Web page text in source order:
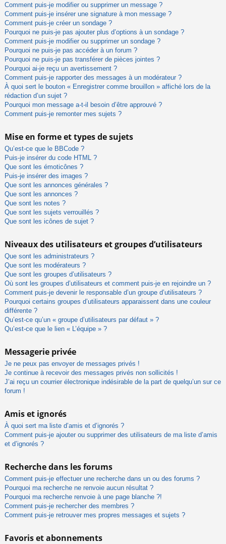
Comment puis-je modifier ou supprimer un message ?
Comment puis-je insérer une signature à mon message ?
Comment puis-je créer un sondage ?
Pourquoi ne puis-je pas ajouter plus d’options à un sondage ?
Comment puis-je modifier ou supprimer un sondage ?
Pourquoi ne puis-je pas accéder à un forum ?
Pourquoi ne puis-je pas transférer de pièces jointes ?
Pourquoi ai-je reçu un avertissement ?
Comment puis-je rapporter des messages à un modérateur ?
À quoi sert le bouton « Enregistrer comme brouillon » affiché lors de la
rédaction d’un sujet ?
Pourquoi mon message a-t-il besoin d’être approuvé ?
Comment puis-je remonter mes sujets ?
Mise en forme et types de sujets
Qu’est-ce que le BBCode ?
Puis-je insérer du code HTML ?
Que sont les émoticônes ?
Puis-je insérer des images ?
Que sont les annonces générales ?
Que sont les annonces ?
Que sont les notes ?
Que sont les sujets verrouillés ?
Que sont les icônes de sujet ?
Niveaux des utilisateurs et groupes d’utilisateurs
Que sont les administrateurs ?
Que sont les modérateurs ?
Que sont les groupes d’utilisateurs ?
Où sont les groupes d’utilisateurs et comment puis-je en rejoindre un ?
Comment puis-je devenir le responsable d’un groupe d’utilisateurs ?
Pourquoi certains groupes d’utilisateurs apparaissent dans une couleur
différente ?
Qu’est-ce qu’un « groupe d’utilisateurs par défaut » ?
Qu’est-ce que le lien « L’équipe » ?
Messagerie privée
Je ne peux pas envoyer de messages privés !
Je continue à recevoir des messages privés non sollicités !
J’ai reçu un courrier électronique indésirable de la part de quelqu’un sur ce
forum !
Amis et ignorés
À quoi sert ma liste d’amis et d’ignorés ?
Comment puis-je ajouter ou supprimer des utilisateurs de ma liste d’amis
et d’ignorés ?
Recherche dans les forums
Comment puis-je effectuer une recherche dans un ou des forums ?
Pourquoi ma recherche ne renvoie aucun résultat ?
Pourquoi ma recherche renvoie à une page blanche ?!
Comment puis-je rechercher des membres ?
Comment puis-je retrouver mes propres messages et sujets ?
Favoris et abonnements